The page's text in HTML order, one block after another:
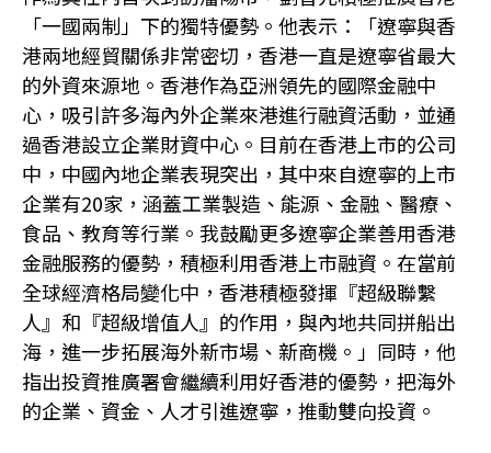
「一國兩制」下的獨特優勢。他表示：「遼寧與香
港兩地經貿關係非常密切，香港一直是遼寧省最大
的外資來源地。香港作為亞洲領先的國際金融中
心，吸引許多海內外企業來港進行融資活動，並通
過香港設立企業財資中心。目前在香港上市的公司
中，中國內地企業表現突出，其中來自遼寧的上市
企業有20家，涵蓋工業製造、能源、金融、醫療、
食品、教育等行業。我鼓勵更多遼寧企業善用香港
金融服務的優勢，積極利用香港上市融資。在當前
全球經濟格局變化中，香港積極發揮『超級聯繫
人』和『超級增值人』的作用，與內地共同拼船出
海，進一步拓展海外新市場、新商機。」同時，他
指出投資推廣署會繼續利用好香港的優勢，把海外
的企業、資金、人才引進遼寧，推動雙向投資。